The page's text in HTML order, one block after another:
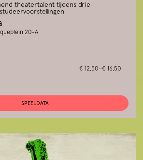
theatertalent tijdens drie
20-A
€ 12,50–€ 16,50
SPEELDATA